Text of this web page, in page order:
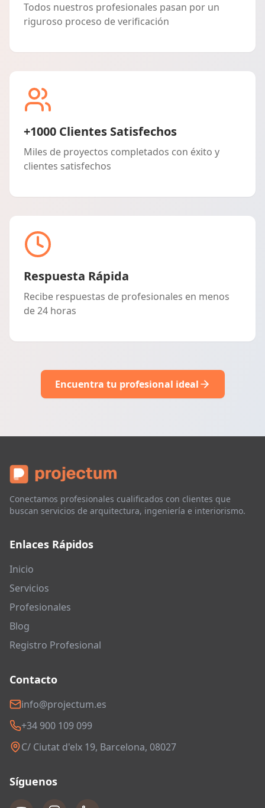
Todos nuestros profesionales pasan por un
riguroso proceso de verificación
+1000 Clientes Satisfechos
Miles de proyectos completados con éxito y
clientes satisfechos
Respuesta Rápida
Recibe respuestas de profesionales en menos
de 24 horas
Encuentra tu profesional ideal
Conectamos profesionales cualificados con clientes que
buscan servicios de arquitectura, ingeniería e interiorismo.
Enlaces Rápidos
Inicio
Servicios
Profesionales
Blog
Registro Profesional
Contacto
info@projectum.es
+34 900 109 099
C/ Ciutat d'elx 19, Barcelona, 08027
Síguenos